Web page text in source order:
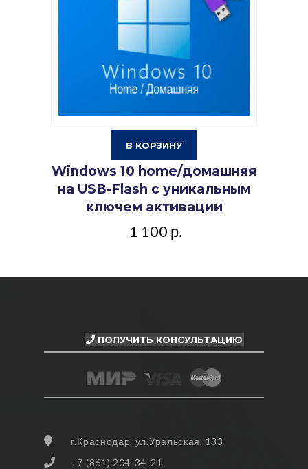
В КОРЗИНУ
Windows 10 home/домашняя
на USB-Flash с уникальным
ключем активации
1 100 р.
ПОЛУЧИТЬ КОНСУЛЬТАЦИЮ
г.Краснодар, ул.Уральская, 133
+7 (861) 204-34-21